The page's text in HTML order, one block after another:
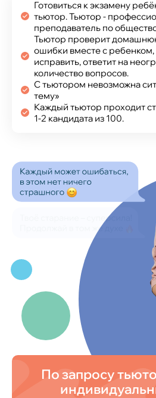
Готовиться к экзамену
тьютор. Тьютор -
преподаватель по
Тьютор проверит
ошибки вместе с
исправить, ответит на
количество вопросов.
С тьютором невозможна
тему»
Каждый тьютор проходит
1‑2 кандидата из 100.
По запросу